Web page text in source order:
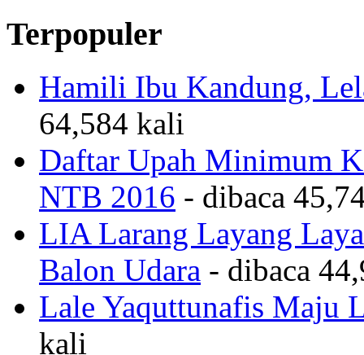
Terpopuler
Hamili Ibu Kandung,
64,584 kali
Daftar Upah Minimum
NTB 2016 - dibaca
LIA Larang Layang
Balon Udara - dibaca
Lale Yaquttunafis Maju
kali